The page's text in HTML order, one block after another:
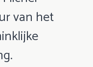
van het